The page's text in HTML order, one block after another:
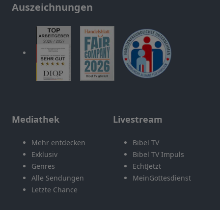
Auszeichnungen
Mediathek
Mehr entdecken
Exklusiv
Genres
Alle Sendungen
Letzte Chance
Livestream
Bibel TV
Bibel TV Impuls
EchtJetzt
MeinGottesdienst